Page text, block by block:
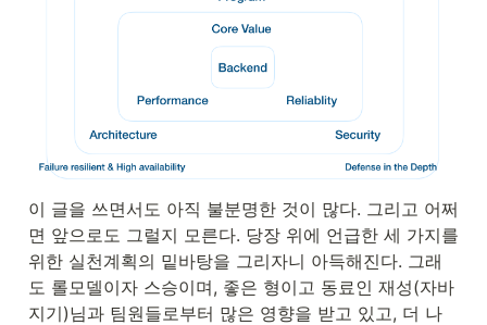
이 글을 쓰면서도 아직 불분명한 것이 많다. 그리고 어쩌
면 앞으로도 그럴지 모른다. 당장 위에 언급한 세 가지를
위한 실천계획의 밑바탕을 그리자니 아득해진다. 그래
도 롤모델이자 스승이며, 좋은 형이고 동료인 재성(자바
지기)님과 팀원들로부터 많은 영향을 받고 있고, 더 나